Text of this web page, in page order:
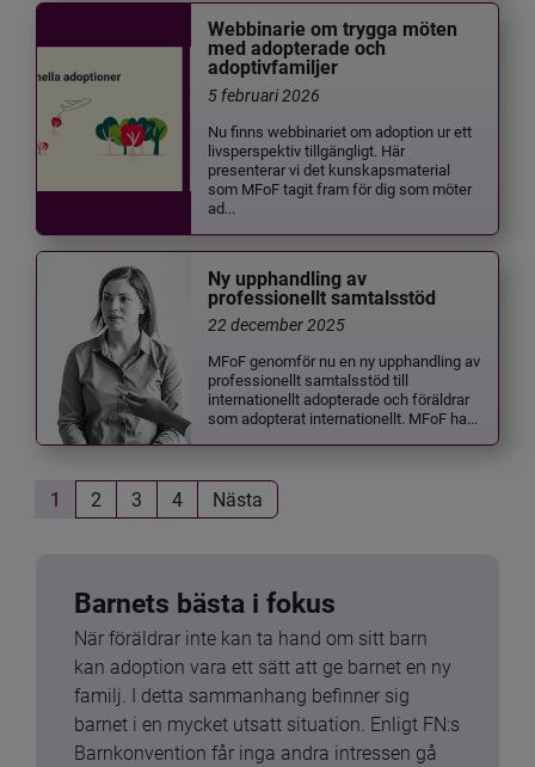
Webbinarie om trygga möten
med adopterade och
adoptivfamiljer
5 februari 2026
Nu finns webbinariet om adoption ur ett
livsperspektiv tillgängligt. Här
presenterar vi det kunskapsmaterial
som MFoF tagit fram för dig som möter
ad...
Ny upphandling av
professionellt samtalsstöd
22 december 2025
MFoF genomför nu en ny upphandling av
professionellt samtalsstöd till
internationellt adopterade och föräldrar
som adopterat internationellt. MFoF ha...
1 2 3 4 Nästa
Barnets bästa i fokus
När föräldrar inte kan ta hand om sitt barn
kan adoption vara ett sätt att ge barnet en ny
familj. I detta sammanhang befinner sig
barnet i en mycket utsatt situation. Enligt FN:s
Barnkonvention får inga andra intressen gå